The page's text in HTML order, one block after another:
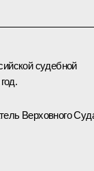
судебной
Верховного